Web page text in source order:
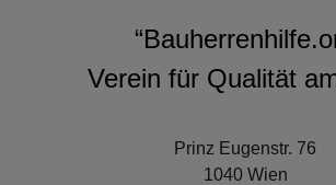
Verein für Qualität
Prinz Eugenstr. 76
1040 Wien